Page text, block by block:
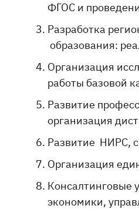
ФГОС и
Разработка
образования:
Организация
работы базовой
Развитие
организация
Развитие НИРС,
Организация
Консалтинговые
экономики,